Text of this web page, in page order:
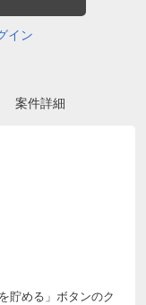
イン
案件詳細
貯める」ボタンのク